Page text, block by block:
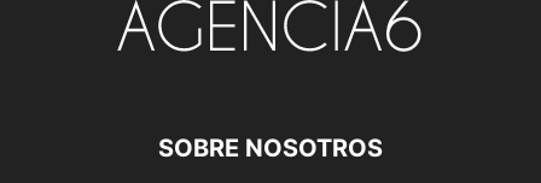
SOBRE NOSOTROS